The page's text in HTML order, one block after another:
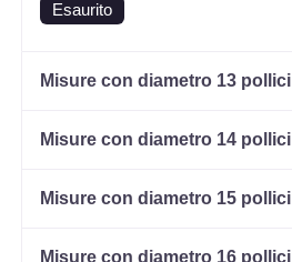
Esaurito
Misure con diametro 13 pollici
Misure con diametro 14 pollici
Misure con diametro 15 pollici
Misure con diametro 16 pollici